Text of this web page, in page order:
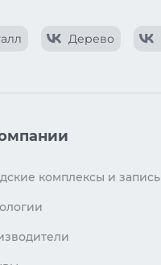
Дерево
комплексы и запись